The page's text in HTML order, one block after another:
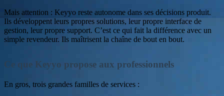
Mais attention : Keyyo reste autonome dans ses décisions produit.
Ils développent leurs propres solutions, leur propre interface de
gestion, leur propre support. C’est ce qui fait la différence avec un
simple revendeur. Ils maîtrisent la chaîne de bout en bout.
Ce que Keyyo propose aux professionnels
En gros, trois grandes familles de services :